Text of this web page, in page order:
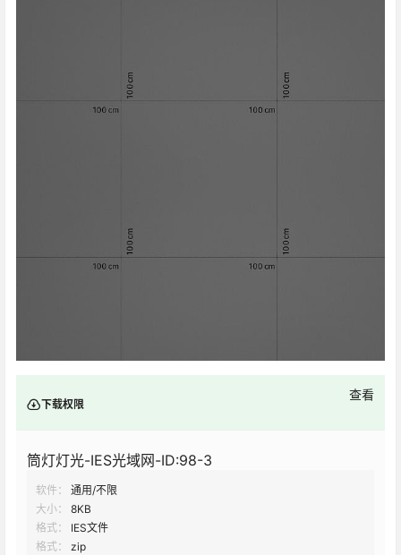
下载权限
查看
筒灯灯光-IES光域网-ID:98-3
软件：
通用/不限
大小：
8KB
格式：
IES文件
格式：
zip